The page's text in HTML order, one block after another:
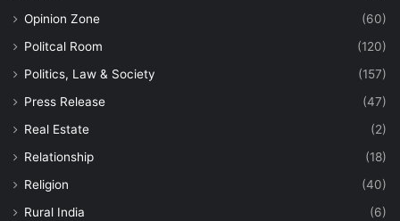
Opinion Zone
(60)
Politcal Room
(120)
Politics, Law & Society
(157)
Press Release
(47)
Real Estate
(2)
Relationship
(18)
Religion
(40)
Rural India
(6)